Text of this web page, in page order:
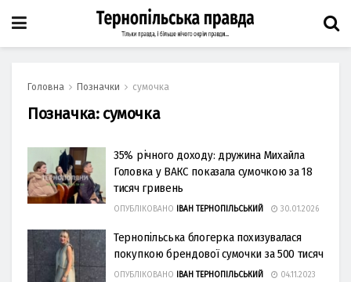
Головна Позначки сумочка
Позначка: сумочка
35% річного доходу: дружина Михайла
Головка у ВАКС показала сумочкою за 18
тисяч гривень
ОПУБЛІКОВАНО ІВАН ТЕРНОПІЛЬСЬКИЙ 30.01.2026
Тернопільська блогерка похизувалася
покупкою брендової сумочки за 500 тисяч
ОПУБЛІКОВАНО ІВАН ТЕРНОПІЛЬСЬКИЙ 04.11.2023